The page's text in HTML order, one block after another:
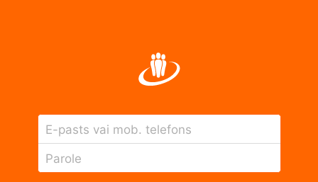
E-pasts vai mob. telefons
Parole